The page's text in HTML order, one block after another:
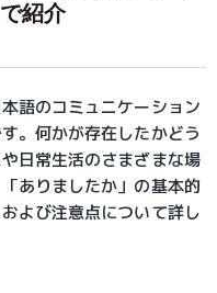
紹介
語のコミュニケーション
。何かが存在したかどう
日常生活のさまざまな場
ありましたか」の基本的
よび注意点について詳し